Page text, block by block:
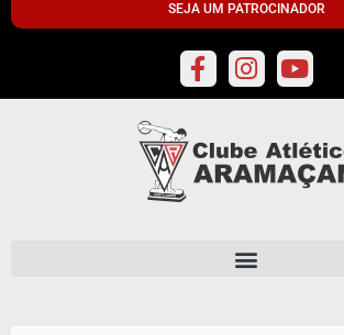
SEJA UM PATROCINADOR